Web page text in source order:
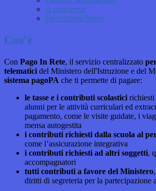
A cosa serve
Descrizione breve
Cos'è
Con Pago In Rete, il servizio centralizzato
telematici del Ministero dell'Istruzione e del
sistema pagoPA che ti permette di pagare:
le tasse e i contributi scolastici richiesti
alunni per le attività curriculari ed
pagamento, come le visite guidate, i
mensa autogestita
i contributi richiesti dalla scuola al
come l’assicurazione integrativa
i contributi richiesti ad altri soggetti,
accompagnatori
tutti contributi a favore del Ministero
diritti di segreteria per la partecipazione